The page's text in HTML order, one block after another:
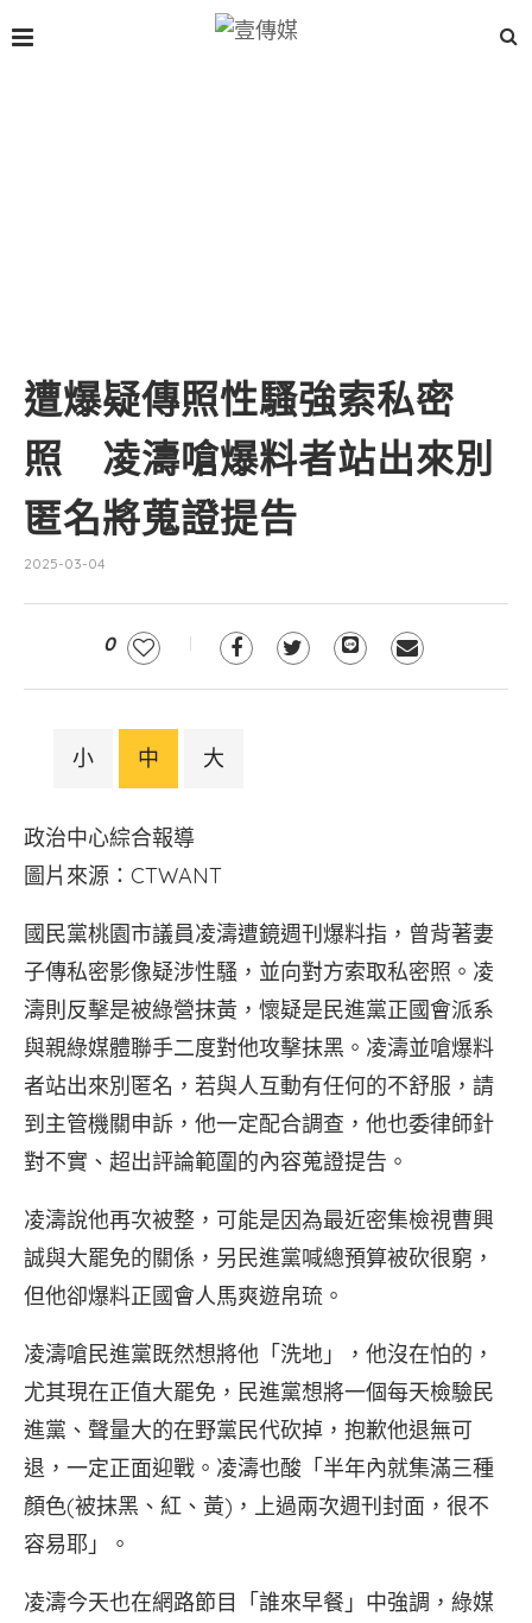
遭爆疑傳照性騷強索私密
照 凌濤嗆爆料者站出來別
匿名將蒐證提告
2025-03-04
0
小 中 大
政治中心綜合報導
圖片來源：CTWANT
國民黨桃園市議員凌濤遭鏡週刊爆料指，曾背著妻
子傳私密影像疑涉性騷，並向對方索取私密照。凌
濤則反擊是被綠營抹黃，懷疑是民進黨正國會派系
與親綠媒體聯手二度對他攻擊抹黑。凌濤並嗆爆料
者站出來別匿名，若與人互動有任何的不舒服，請
到主管機關申訴，他一定配合調查，他也委律師針
對不實、超出評論範圍的內容蒐證提告。
凌濤說他再次被整，可能是因為最近密集檢視曹興
誠與大罷免的關係，另民進黨喊總預算被砍很窮，
但他卻爆料正國會人馬爽遊帛琉。
凌濤嗆民進黨既然想將他「洗地」，他沒在怕的，
尤其現在正值大罷免，民進黨想將一個每天檢驗民
進黨、聲量大的在野黨民代砍掉，抱歉他退無可
退，一定正面迎戰。凌濤也酸「半年內就集滿三種
顏色(被抹黑、紅、黃)，上過兩次週刊封面，很不
容易耶」。
凌濤今天也在網路節目「誰來早餐」中強調，綠媒